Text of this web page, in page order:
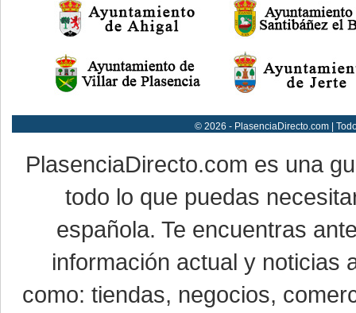
© 2026 - PlasenciaDirecto.com |
PlasenciaDirecto.com es una
todo lo que puedas
española. Te encuentras
información actual y noticias
como: tiendas, negocios,